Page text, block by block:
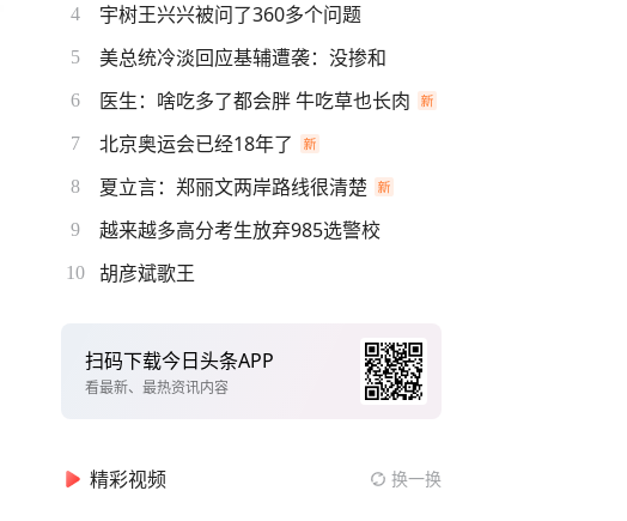
4 宇树王兴兴被问了360多个问题
5 美总统冷淡回应基辅遭袭：没掺和
6 医生：啥吃多了都会胖 牛吃草也长肉
7 北京奥运会已经18年了
8 夏立言：郑丽文两岸路线很清楚
9 越来越多高分考生放弃985选警校
10 胡彦斌歌王
扫码下载今日头条APP
看最新、最热资讯内容
精彩视频 换一换